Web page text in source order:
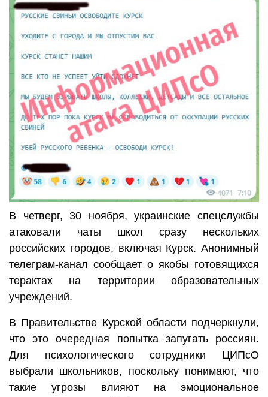
В четверг, 30 ноября, украинские спецслужбы
атаковали чаты школ сразу нескольких
российских городов, включая Курск. Анонимный
телеграм-канал сообщает о якобы готовящихся
терактах на территории образовательных
учреждений.
В Правительстве Курской области подчеркнули,
что это очередная попытка запугать россиян.
Для психологического сотрудники ЦИПсО
выбрали школьников, поскольку понимают, что
такие угрозы влияют на эмоциональное